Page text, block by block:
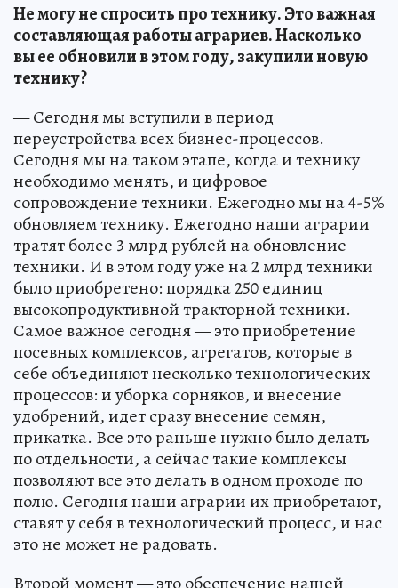
Не могу не спросить про технику. Это важная
составляющая работы аграриев. Насколько
вы ее обновили в этом году, закупили новую
технику?
— Сегодня мы вступили в период
переустройства всех бизнес-процессов.
Сегодня мы на таком этапе, когда и технику
необходимо менять, и цифровое
сопровождение техники. Ежегодно мы на 4-5%
обновляем технику. Ежегодно наши аграрии
тратят более 3 млрд рублей на обновление
техники. И в этом году уже на 2 млрд техники
было приобретено: порядка 250 единиц
высокопродуктивной тракторной техники.
Самое важное сегодня — это приобретение
посевных комплексов, агрегатов, которые в
себе объединяют несколько технологических
процессов: и уборка сорняков, и внесение
удобрений, идет сразу внесение семян,
прикатка. Все это раньше нужно было делать
по отдельности, а сейчас такие комплексы
позволяют все это делать в одном проходе по
полю. Сегодня наши аграрии их приобретают,
ставят у себя в технологический процесс, и нас
это не может не радовать.
Второй момент — это обеспечение нашей